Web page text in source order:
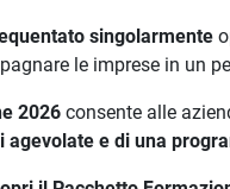
singolarmente
le imprese in un
2026consente alle
agevolate e di una